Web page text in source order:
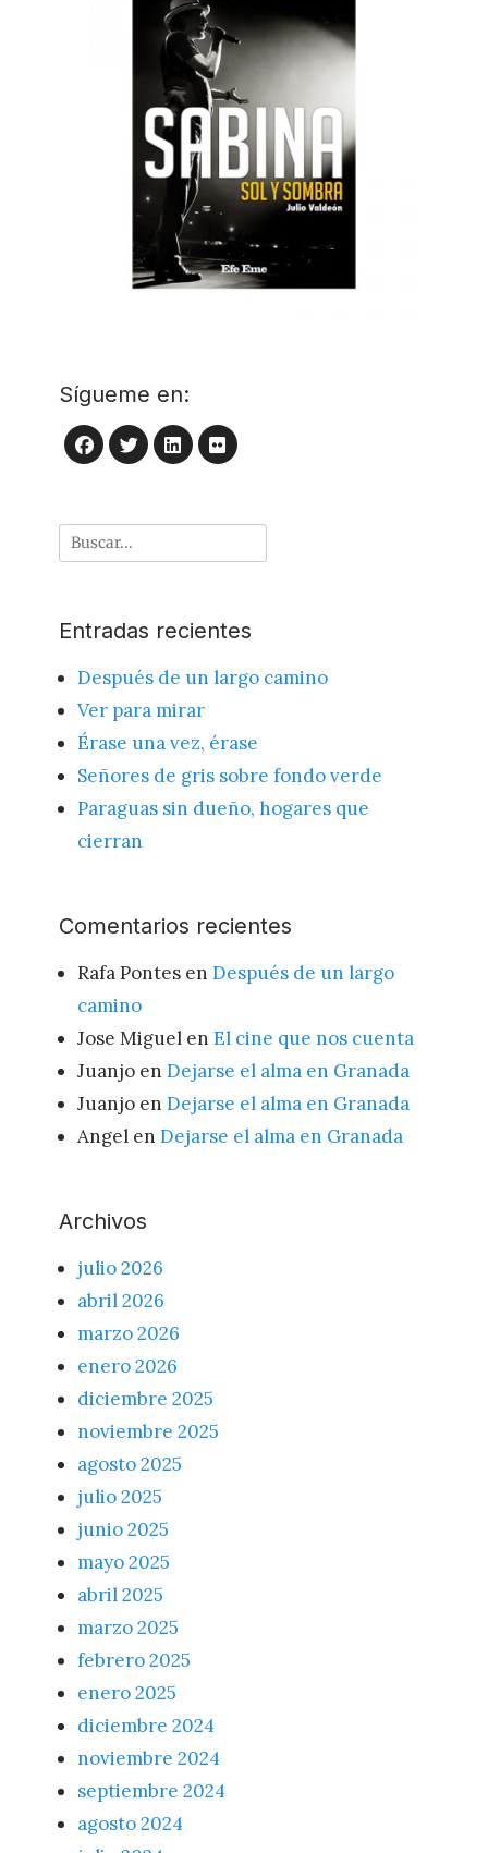
Sígueme en:
Facebook
Twitter
LinkedIn
Flickr
Buscar
Entradas recientes
Después de un largo camino
Ver para mirar
Érase una vez, érase
Señores de gris sobre fondo verde
Paraguas sin dueño, hogares que
cierran
Comentarios recientes
Rafa Pontes en Después de un largo
camino
Jose Miguel en El cine que nos cuenta
Juanjo en Dejarse el alma en Granada
Juanjo en Dejarse el alma en Granada
Angel en Dejarse el alma en Granada
Archivos
julio 2026
abril 2026
marzo 2026
enero 2026
diciembre 2025
noviembre 2025
agosto 2025
julio 2025
junio 2025
mayo 2025
abril 2025
marzo 2025
febrero 2025
enero 2025
diciembre 2024
noviembre 2024
septiembre 2024
agosto 2024